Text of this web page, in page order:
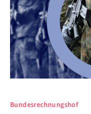
Bundesrechnungshof